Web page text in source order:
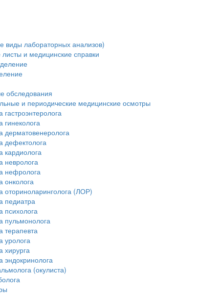
виды лабораторных анализов)
и медицинские справки
обследования
и периодические медицинские осмотры
гинеколога
дерматовенеролога
дефектолога
кардиолога
невролога
нефролога
онколога
оториноларинголога (ЛОР)
педиатра
психолога
пульмонолога
терапевта
уролога
хирурга
эндокринолога
(окулиста)